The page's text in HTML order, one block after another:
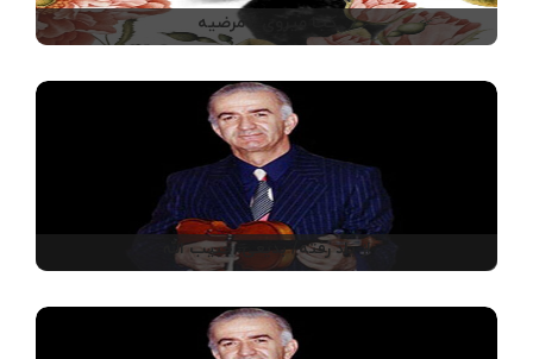
کجا میروی / مرضیه
از یاد رفته/ بدیعی، حبیب الله